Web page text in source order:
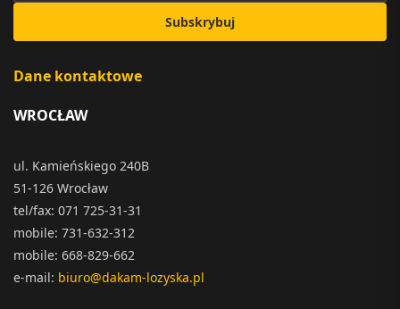
Subskrybuj
Dane kontaktowe
WROCŁAW
ul. Kamieńskiego 240B
51-126 Wrocław
tel/fax: 071 725-31-31
mobile: 731-632-312
mobile: 668-829-662
e-mail: biuro@dakam-lozyska.pl